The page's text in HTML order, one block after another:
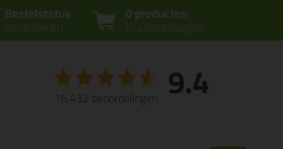
0 producten
in winkelwagen
Bestelstatus
controleren
9.4
16.432 beoordelingen